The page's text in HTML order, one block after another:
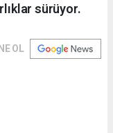
sürüyor.
OL